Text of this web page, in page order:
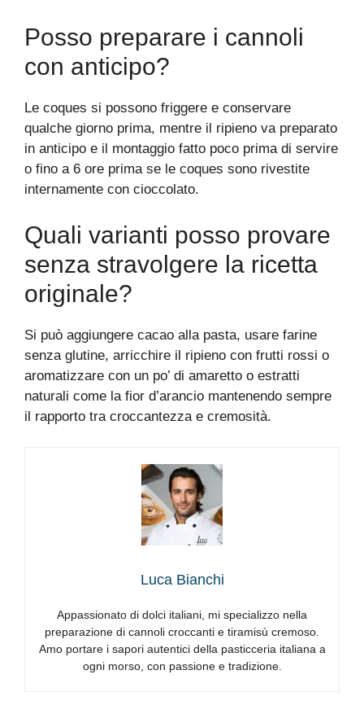
Posso preparare i cannoli
con anticipo?
Le coques si possono friggere e conservare
qualche giorno prima, mentre il ripieno va preparato
in anticipo e il montaggio fatto poco prima di servire
o fino a 6 ore prima se le coques sono rivestite
internamente con cioccolato.
Quali varianti posso provare
senza stravolgere la ricetta
originale?
Si può aggiungere cacao alla pasta, usare farine
senza glutine, arricchire il ripieno con frutti rossi o
aromatizzare con un po’ di amaretto o estratti
naturali come la fior d’arancio mantenendo sempre
il rapporto tra croccantezza e cremosità.
Luca Bianchi
Appassionato di dolci italiani, mi specializzo nella
preparazione di cannoli croccanti e tiramisù cremoso.
Amo portare i sapori autentici della pasticceria italiana a
ogni morso, con passione e tradizione.